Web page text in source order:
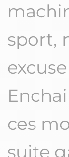
sport,
ces
suite